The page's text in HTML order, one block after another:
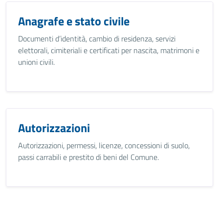
Anagrafe e stato civile
Documenti d’identità, cambio di residenza, servizi
elettorali, cimiteriali e certificati per nascita, matrimoni e
unioni civili.
Autorizzazioni
Autorizzazioni, permessi, licenze, concessioni di suolo,
passi carrabili e prestito di beni del Comune.